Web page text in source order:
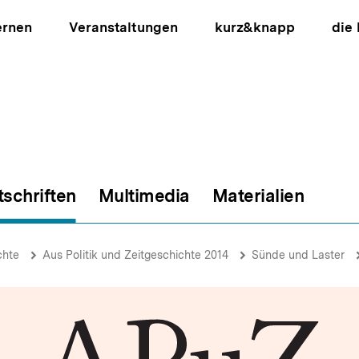
Veranstaltungen kurz&knapp die
Multimedia Materialien
Aus Politik und Zeitgeschichte 2014 Sünde und Laster